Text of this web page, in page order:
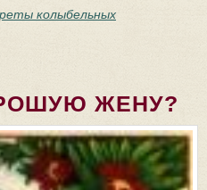
колыбельных
ЖЕНУ?